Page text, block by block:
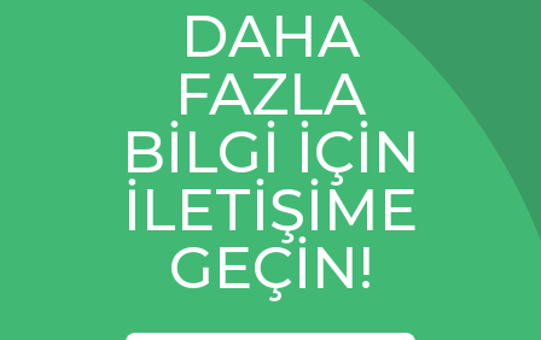
DAHA
FAZLA
BILGI İÇIN
İLETIŞIME
GEÇIN!